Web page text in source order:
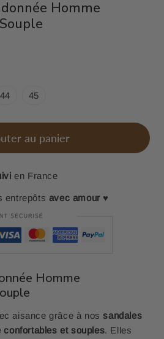
Homme
44 45
au panier
en France
entrepôts avec amour ♥
Homme
aisance grâce à nossandales
confortables et souples. Elles